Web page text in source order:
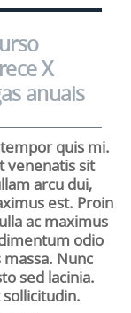
X
anuais
quis mi.
venenatis sit
arcu dui,
est. Proin
ac maximus
odio
Nunc
sed lacinia.